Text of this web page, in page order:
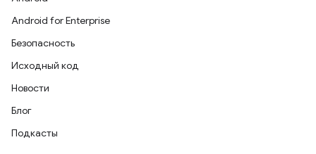
Android for Enterprise
Безопасность
Исходный код
Новости
Блог
Подкасты